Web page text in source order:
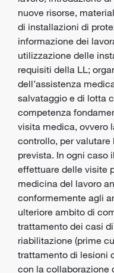
nuove risorse,
di installazioni di
informazione dei
utilizzazione delle
requisiti della LL;
dell’assistenza
salvataggio e di lotta
competenza
visita medica, ovvero
controllo, per valutare
prevista. In ogni caso
effettuare delle visite
medicina del lavoro
conformemente agli
ulteriore ambito di
trattamento dei casi
riabilitazione (prime
trattamento di lesioni
con la collaborazione